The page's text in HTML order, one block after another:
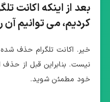
بعد از اینکه اکانت
کردیم، می توانیم آن
خیر. اکانت تلگرام حذف
نیست. بنابراین قبل از
خود مطمئن شوید.